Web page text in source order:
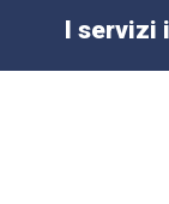
I servizi